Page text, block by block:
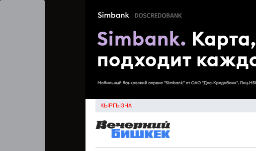
КЫРГЫЗЧА